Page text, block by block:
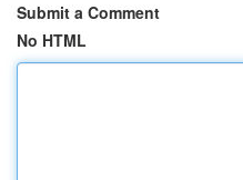
Submit a Comment
No HTML